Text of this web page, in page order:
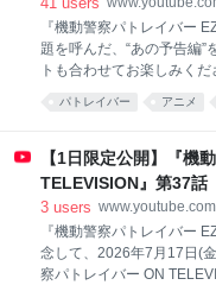
撃者は「（Q. どんな音が
でしたので。金属と金属の
見るような衝撃的な映像」
左から来た軽ワゴン車がT
路内に進入し停車。 ここ
とトラックが接触したので
『機動警察パトレイバー
題を呼んだ、“あの予告編”
トも合わせてお楽しみくだ
https://ezy.patlabor.tokyo
--------------- 2026年8月14
ー集団・HEADGEARが
ズ完全新作！ 新たに紡が
ここに。 【イントロダク
2、3つのエピソードのキ
監査目前の特車二課で、
パトレイバー アニメ
【1日限定公開】『機
TELEVISION』第37話
宮物件」 #毎日パトレ
3 users www.youtube.com
『機動警察パトレイバー
念して、2026年7月17日(
察パトレイバー ON